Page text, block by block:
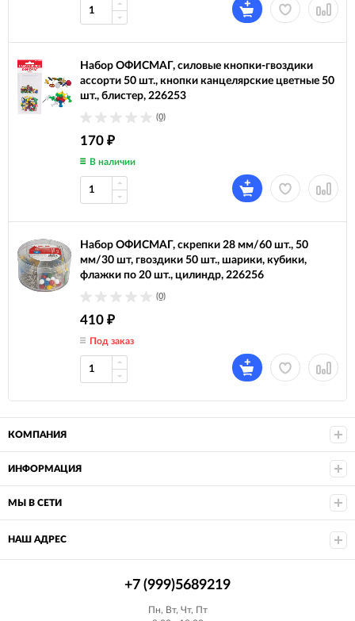
Набор ОФИСМАГ, силовые кнопки-гвоздики
ассорти 50 шт., кнопки канцелярские цветные 50
шт., блистер, 226253
(0)
170 ₽
В наличии
Набор ОФИСМАГ, скрепки 28 мм/60 шт., 50
мм/30 шт, гвоздики 50 шт., шарики, кубики,
флажки по 20 шт., цилиндр, 226256
(0)
410 ₽
Под заказ
КОМПАНИЯ
ИНФОРМАЦИЯ
МЫ В СЕТИ
НАШ АДРЕС
+7 (999)5689219
Пн, Вт, Чт, Пт